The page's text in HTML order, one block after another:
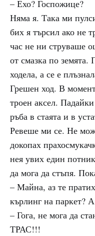
– Ехо? Госпожице?
Няма я. Така ми
бих я търсил ако не
час не ни струваше
от смазка по
ходела, а се е
Грешен ход. В
троен аксел.
ръба в стаята и в
Ревеше ми се. Не
докопах
нея увих един
да мога да стъпя.
– Майна, аз те
кърлинг на паркет?
– Гога, не мога да
ТРАС!!!